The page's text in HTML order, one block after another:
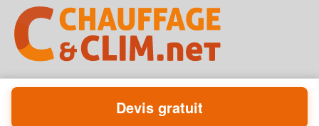
Powered byPlus que pro
Devis gratuit